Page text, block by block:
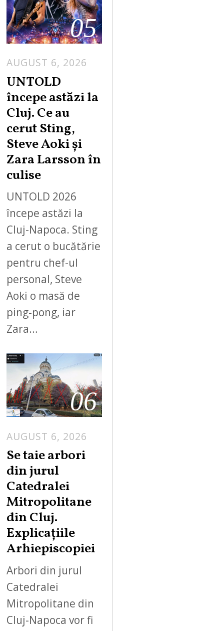
05
AUGUST 6, 2026
UNTOLD
începe astăzi la
Cluj. Ce au
cerut Sting,
Steve Aoki și
Zara Larsson în
culise
UNTOLD 2026
începe astăzi la
Cluj-Napoca. Sting
a cerut o bucătărie
pentru chef-ul
personal, Steve
Aoki o masă de
ping-pong, iar
Zara…
06
AUGUST 6, 2026
Se taie arbori
din jurul
Catedralei
Mitropolitane
din Cluj.
Explicațiile
Arhiepiscopiei
Arbori din jurul
Catedralei
Mitropolitane din
Cluj-Napoca vor fi